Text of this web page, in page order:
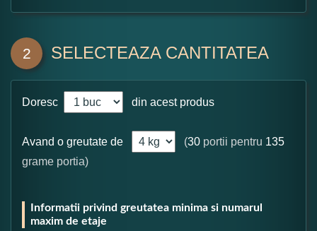
2 SELECTEAZA CANTITATEA
Doresc din acest produs
Avand o greutate de (30 portii pentru 135
grame portia)
Informatii privind greutatea minima si numarul
maxim de etaje